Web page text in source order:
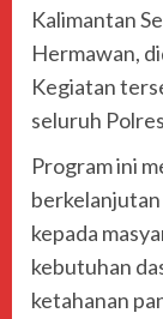
Kalimantan
Hermawan,
Kegiatan
seluruh
Program ini
kepada
kebutuhan
ketahanan